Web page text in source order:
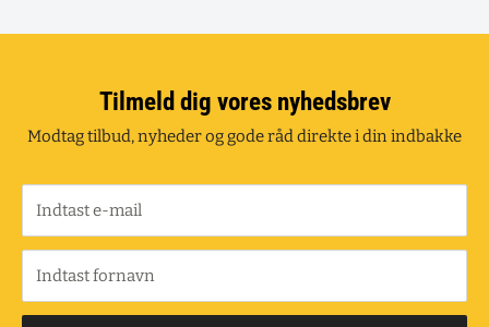
Tilmeld dig vores nyhedsbrev
Modtag tilbud, nyheder og gode råd direkte i din indbakke
Indtast e-mail
Indtast fornavn